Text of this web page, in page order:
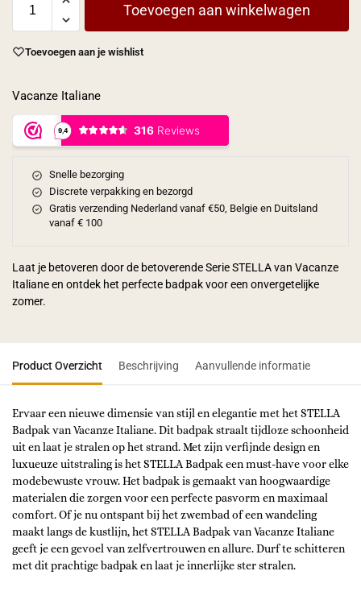
Toevoegen aan winkelwagen
Toevoegen aan je wishlist
Vacanze Italiane
Snelle bezorging
Discrete verpakking en bezorgd
Gratis verzending Nederland vanaf €50, Belgie en Duitsland
vanaf € 100
Laat je betoveren door de betoverende Serie STELLA van Vacanze
Italiane en ontdek het perfecte badpak voor een onvergetelijke
zomer.
Product Overzicht Beschrijving Aanvullende informatie
Ervaar een nieuwe dimensie van stijl en elegantie met het STELLA
Badpak van Vacanze Italiane. Dit badpak straalt tijdloze schoonheid
uit en laat je stralen op het strand. Met zijn verfijnde design en
luxueuze uitstraling is het STELLA Badpak een must-have voor elke
modebewuste vrouw. Het badpak is gemaakt van hoogwaardige
materialen die zorgen voor een perfecte pasvorm en maximaal
comfort. Of je nu ontspant bij het zwembad of een wandeling
maakt langs de kustlijn, het STELLA Badpak van Vacanze Italiane
geeft je een gevoel van zelfvertrouwen en allure. Durf te schitteren
met dit prachtige badpak en laat je innerlijke ster stralen.